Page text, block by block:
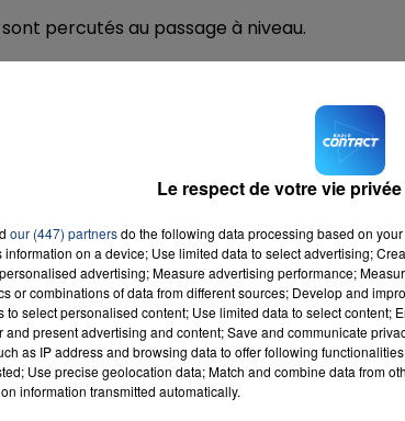
percutés au passage à niveau.
de la camionnette n'a pas réussi à
avant le choc.
il s'est ainsi retrouvé bloqué sur les
se rendait à Dunkerque. Fort
par cet accident. Le trafic entre
Le respect de votre vie
our (447) partnersdo the following data processing based on
information on a device; Use limited data to select advertising;
advertising; Measure advertising performance;
or combinations of data from different sources; Develop and
to select personalised content; Use limited data to select content;
and present advertising and content; Save and communicate
as IP address and browsing data to offer following
Use precise geolocation data; Match and combine data from
information transmitted automatically.